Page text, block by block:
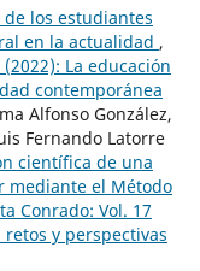
los estudiantes
en la actualidad ,
La educación
contemporánea
Alfonso González,
Fernando Latorre
científica de una
mediante el Método
Conrado: Vol. 17
retos y perspectivas